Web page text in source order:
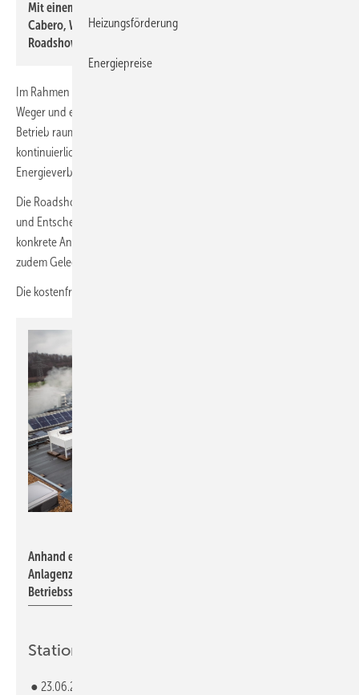
Mit einem eigens umgebauten LKW machen Heidinger,
Cabero, Weger und ebm-papst
Roadshow die Zukunft der TGA hautnah erlebbar.
Im Rahmen der gemeinsamen Veranstaltung von Heidinger, Cabero,
Weger und ebm-papst
Betrieb raumluft- und kältetechnischer Anlagen auf Basis
kontinuierlicher Datenauswertung automatisch anpasst. Ziel ist es,
Energieverbräuche zu senken und Betriebsprozesse zu stabilisieren.
Die Roadshow richtet sich an Fachplaner, Anlagenbauer, Betreiber
und Entscheider. Neben technischen Demonstrationen werden
konkrete Anwendungsbeispiele präsentiert. Die Teilnahme bietet
zudem Gelegenheit zum Austausch mit Fachkollegen.
Die kostenfreie
Anhand eines digitalen Zwillings lässt sich der aktuelle
Anlagenzustand ermitteln und überwachen. Das erhöht die
Betriebssicherheit und die Energieeffizienz.
Stationen der Roadshow
● 23.06.2025 – Heilbronn
Heizungsförderung
Energiepreise